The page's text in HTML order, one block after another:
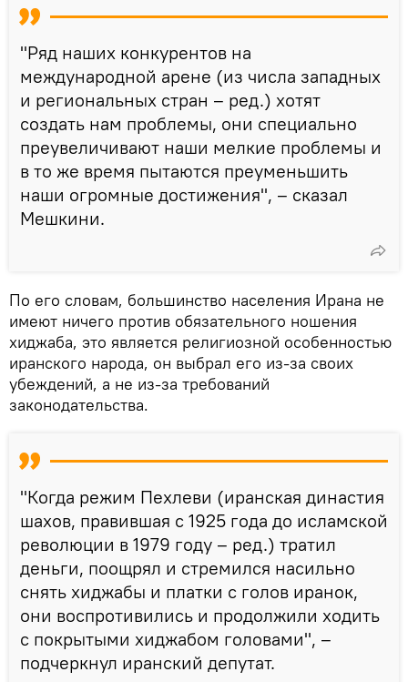
"Ряд наших конкурентов на
международной арене (из числа западных
и региональных стран – ред.) хотят
создать нам проблемы, они специально
преувеличивают наши мелкие проблемы и
в то же время пытаются преуменьшить
наши огромные достижения", – сказал
Мешкини.
По его словам, большинство населения Ирана не
имеют ничего против обязательного ношения
хиджаба, это является религиозной особенностью
иранского народа, он выбрал его из-за своих
убеждений, а не из-за требований
законодательства.
"Когда режим Пехлеви (иранская династия
шахов, правившая с 1925 года до исламской
революции в 1979 году – ред.) тратил
деньги, поощрял и стремился насильно
снять хиджабы и платки с голов иранок,
они воспротивились и продолжили ходить
с покрытыми хиджабом головами", –
подчеркнул иранский депутат.